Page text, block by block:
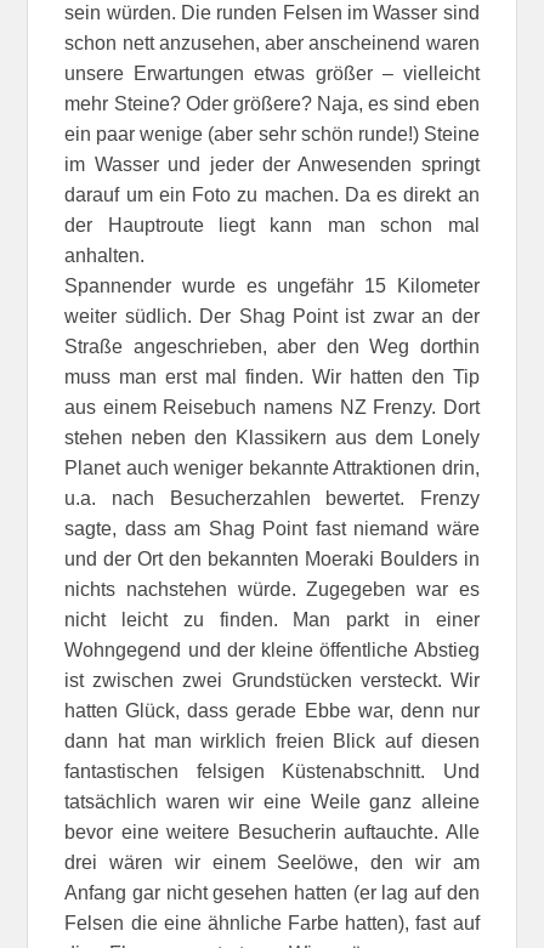
sein würden. Die runden Felsen im Wasser sind
schon nett anzusehen, aber anscheinend waren
unsere Erwartungen etwas größer – vielleicht
mehr Steine? Oder größere? Naja, es sind eben
ein paar wenige (aber sehr schön runde!) Steine
im Wasser und jeder der Anwesenden springt
darauf um ein Foto zu machen. Da es direkt an
der Hauptroute liegt kann man schon mal
anhalten.
Spannender wurde es ungefähr 15 Kilometer
weiter südlich. Der Shag Point ist zwar an der
Straße angeschrieben, aber den Weg dorthin
muss man erst mal finden. Wir hatten den Tip
aus einem Reisebuch namens NZ Frenzy. Dort
stehen neben den Klassikern aus dem Lonely
Planet auch weniger bekannte Attraktionen drin,
u.a. nach Besucherzahlen bewertet. Frenzy
sagte, dass am Shag Point fast niemand wäre
und der Ort den bekannten Moeraki Boulders in
nichts nachstehen würde. Zugegeben war es
nicht leicht zu finden. Man parkt in einer
Wohngegend und der kleine öffentliche Abstieg
ist zwischen zwei Grundstücken versteckt. Wir
hatten Glück, dass gerade Ebbe war, denn nur
dann hat man wirklich freien Blick auf diesen
fantastischen felsigen Küstenabschnitt. Und
tatsächlich waren wir eine Weile ganz alleine
bevor eine weitere Besucherin auftauchte. Alle
drei wären wir einem Seelöwe, den wir am
Anfang gar nicht gesehen hatten (er lag auf den
Felsen die eine ähnliche Farbe hatten), fast auf